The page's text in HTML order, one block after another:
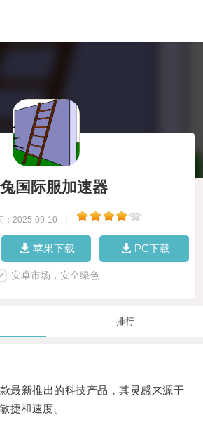
国际服加速器
：2025-09-10
苹果下载 PC下载
安卓市场，安全绿色
排行
新推出的科技产品，其灵感来源于
捷和速度。